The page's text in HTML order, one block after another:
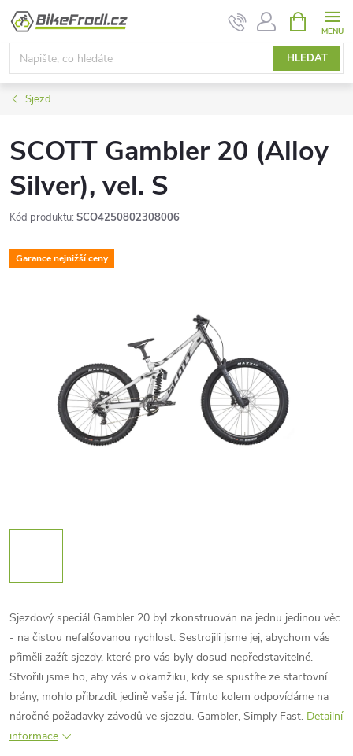
Přejít
obsah
HLEDAT
NÁKUPNÍ
KOŠÍK
Sjezd
SCOTT Gambler 20 (Alloy
Silver), vel. S
Kód produktu: SCO4250802308006
Garance nejnižší ceny
Sjezdový speciál Gambler 20 byl zkonstruován na jednu jedinou věc
- na čistou nefalšovanou rychlost. Sestrojili jsme jej, abychom vás
přiměli zažít sjezdy, které pro vás byly dosud nepředstavitelné.
Stvořili jsme ho, aby vás v okamžiku, kdy se spustíte ze startovní
brány, mohlo přibrzdit jedině vaše já. Tímto kolem odpovídáme na
náročné požadavky závodů ve sjezdu. Gambler, Simply Fast. Detailní
informace